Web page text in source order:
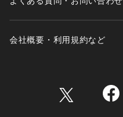
会社概要・利用規約など